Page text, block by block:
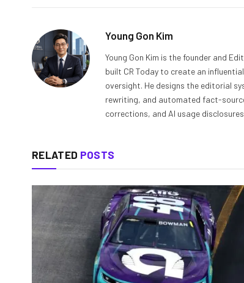
Young Gon Kim
Young Gon Kim is the founder and
built CR Today to create an
oversight. He designs the editorial
rewriting, and automated fact-
corrections, and AI usage
RELATED POSTS